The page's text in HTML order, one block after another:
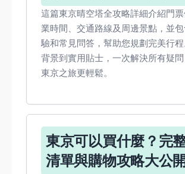
這篇東京晴空塔全攻略詳細介紹門
業時間、交通路線及周邊景點，並
驗和常見問答，幫助您規劃完美行
背景到實用貼士，一次解決所有疑
東京之旅更輕鬆。
東京可以買什麼？完
清單與購物攻略大公開